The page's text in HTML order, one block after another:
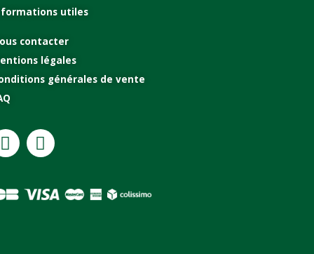
utiles
contacter
légales
générales de vente